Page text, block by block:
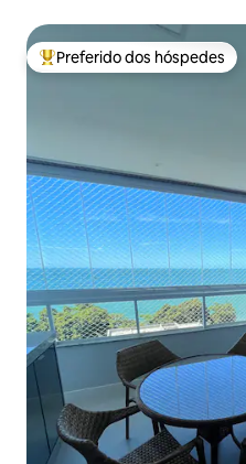
Entre os melhores preferidos
Preferido dos hóspedes